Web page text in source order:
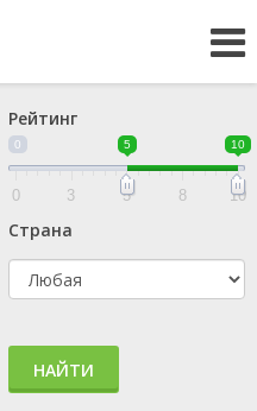
Рейтинг
0 5 10
0 3 5 8 10
Страна
НАЙТИ